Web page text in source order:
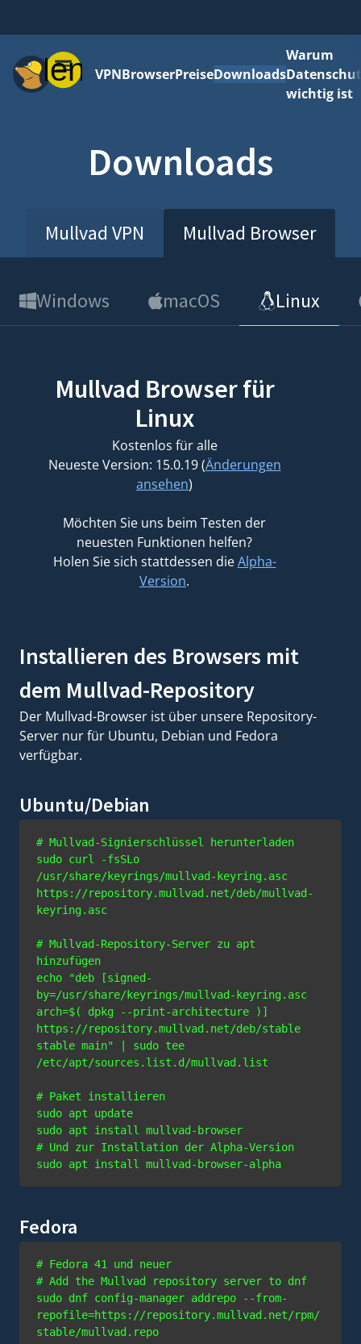
MenüVPNBrowserPreiseDownloads
Warum
wichtig ist
Downloads
Mullvad VPN Mullvad Browser
Windows macOS Linux
Mullvad Browser für
Linux
Kostenlos für alle
Neueste Version: 15.0.19 (Änderungen
ansehen)
Möchten Sie uns beim Testen der
neuesten Funktionen helfen?
Holen Sie sich stattdessen dieAlpha-
Version.
Installieren des Browsers mit
dem Mullvad-Repository
Der Mullvad-Browser ist über unsere Repository-
Server nur für Ubuntu, Debian und Fedora
verfügbar.
Ubuntu/Debian
# Mullvad-Signierschlüssel herunterladen
sudo curl -fsSLo
/usr/share/keyrings/mullvad-keyring.asc
https://repository.mullvad.net/deb/mullvad-
keyring.asc
# Mullvad-Repository-Server zu apt
hinzufügen
echo "deb [signed-
by=/usr/share/keyrings/mullvad-keyring.asc
arch=$( dpkg --print-architecture )]
https://repository.mullvad.net/deb/stable
stable main" | sudo tee
# Paket installieren
sudo apt update
# Und zur Installation der Alpha-Version
sudo apt install mullvad-browser-alpha
Fedora
# Fedora 41 und neuer
# Add the Mullvad repository server to dnf
sudo dnf config-manager addrepo --from-
repofile=https://repository.mullvad.net/rpm/